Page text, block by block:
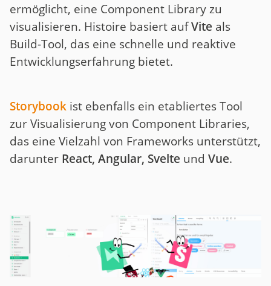
ermöglicht, eine Component Library zu
visualisieren. Histoire basiert aufVite als
Build-Tool, das eine schnelle und reaktive
Entwicklungserfahrung bietet.
Storybook ist ebenfalls ein etabliertes Tool
zur Visualisierung von Component Libraries,
das eine Vielzahl von Frameworks unterstützt,
darunter React, Angular, Svelte und Vue.